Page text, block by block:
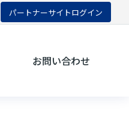
パートナーサイトログイン
お問い合わせ